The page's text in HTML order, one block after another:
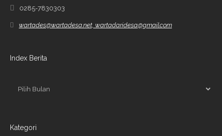
0285-7830303
wartades@wartadesa.net, wartadaridesa@gmail.com
Index Berita
Kategori